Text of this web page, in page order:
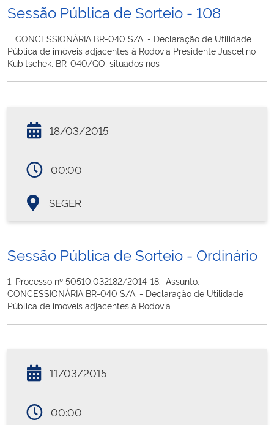
Sessão Pública de Sorteio - 108
... CONCESSIONÁRIA BR-040 S/A. - Declaração de Utilidade
Pública de imóveis adjacentes à Rodovia Presidente Juscelino
Kubitschek, BR-040/GO, situados nos
18/03/2015
00:00
SEGER
Sessão Pública de Sorteio - Ordinário
1. Processo nº 50510.032182/2014-18. Assunto:
CONCESSIONÁRIA BR-040 S/A. - Declaração de Utilidade
Pública de imóveis adjacentes à Rodovia
11/03/2015
00:00